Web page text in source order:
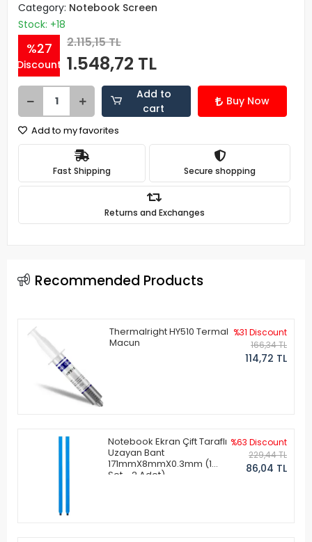
Category: Notebook Screen
Stock: +18
%27
Discount
2.115,15 TL
1.548,72 TL
Add to
cart
Buy Now
Add to my favorites
Fast Shipping Secure shopping
Returns and Exchanges
Recommended Products
Thermalright HY510 Termal
Macun
%31 Discount
166,34 TL
114,72 TL
Notebook Ekran Çift Taraflı
Uzayan Bant
171mmX8mmX0.3mm (1
Set - 2 Adet)
%63 Discount
229,44 TL
86,04 TL